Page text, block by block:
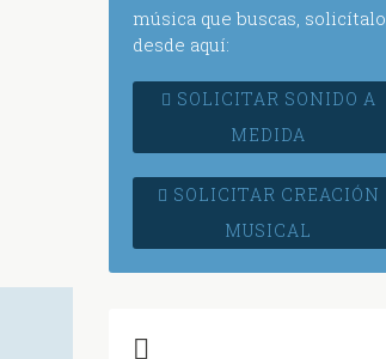
música que buscas, solicítalo
desde aquí:
SOLICITAR SONIDO A
MEDIDA
SOLICITAR CREACIÓN
MUSICAL